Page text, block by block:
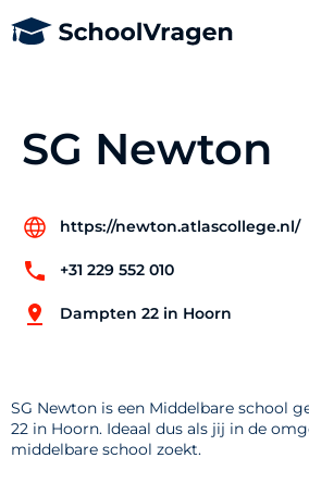
SG Newton
https://newton.atlascollege.nl/
+31 229 552 010
Dampten 22 in Hoorn
SG Newton is een Middelbare school
22 in Hoorn. Ideaal dus als jij in de
middelbare school zoekt.